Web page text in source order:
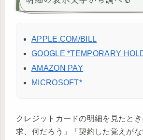
APPLE.COM/BILL
GOOGLE *TEMPORARY
AMAZON PAY
MICROSOFT*
クレジットカードの明細を見たと
求、何だろう」「契約した覚えが